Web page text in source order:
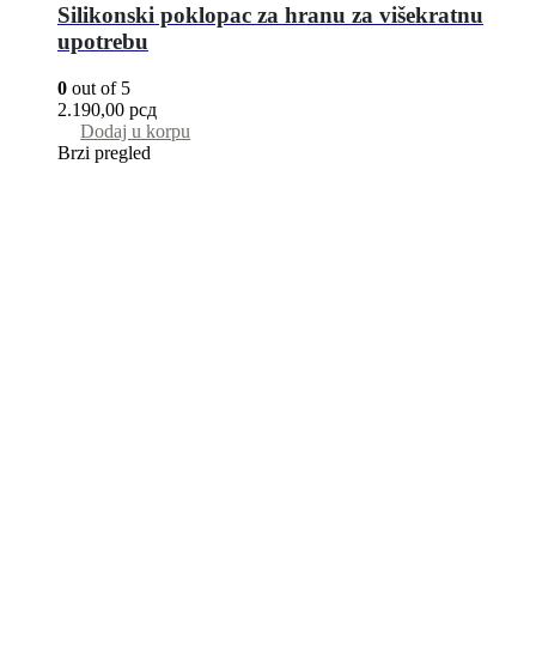
Silikonski poklopac za hranu za višekratnu
upotrebu
0 out of 5
2.190,00 рсд
Dodaj u korpu
Brzi pregled